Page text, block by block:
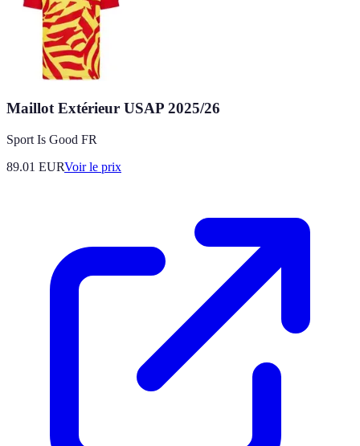
Maillot Extérieur USAP 2025/26
Sport Is Good FR
89.01 EURVoir le prix